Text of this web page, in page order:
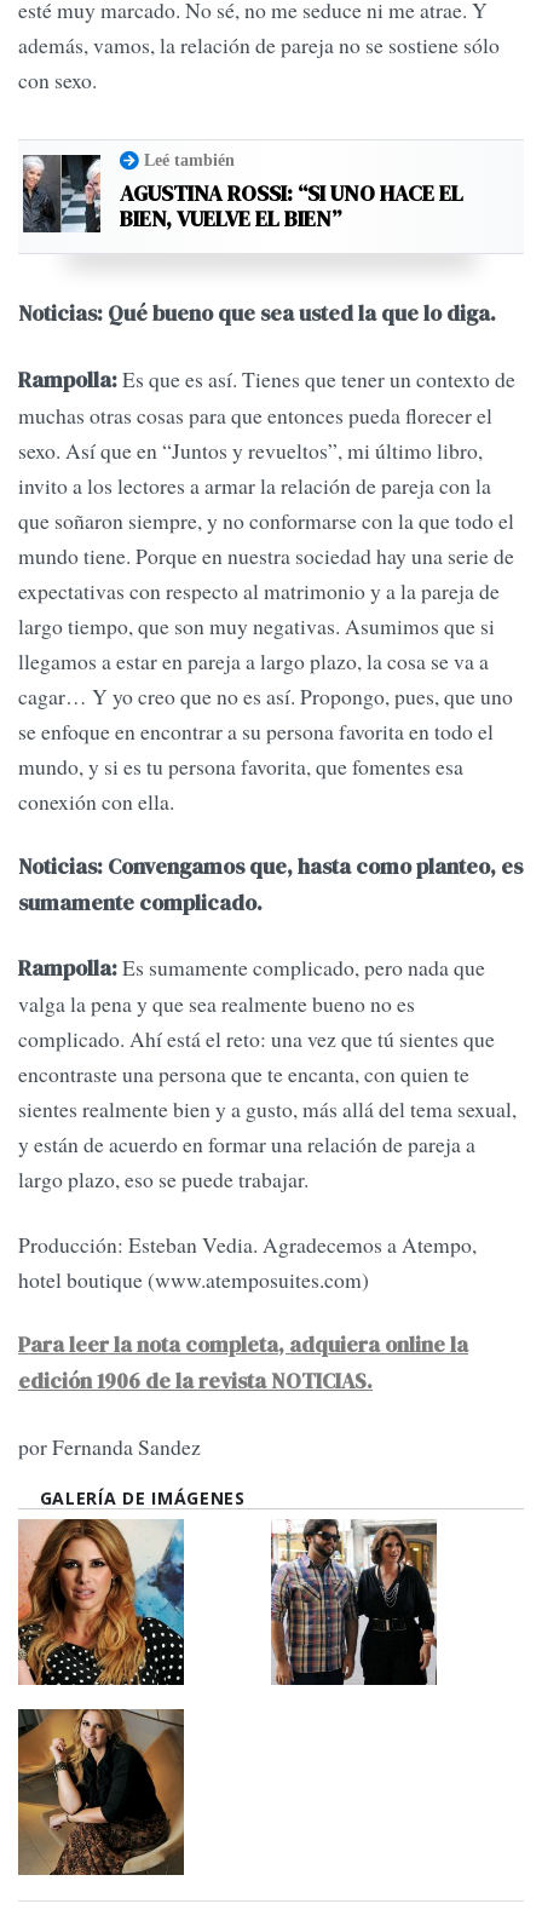
esté muy marcado. No sé, no me seduce ni me atrae. Y
además, vamos, la relación de pareja no se sostiene sólo
con sexo.
Leé también
AGUSTINA ROSSI: “SI UNO HACE EL
BIEN, VUELVE EL BIEN”
Noticias: Qué bueno que sea usted la que lo diga.
Rampolla:Es que es así. Tienes que tener un contexto de
muchas otras cosas para que entonces pueda florecer el
sexo. Así que en “Juntos y revueltos”, mi último libro,
invito a los lectores a armar la relación de pareja con la
que soñaron siempre, y no conformarse con la que todo el
mundo tiene. Porque en nuestra sociedad hay una serie de
expectativas con respecto al matrimonio y a la pareja de
largo tiempo, que son muy negativas. Asumimos que si
llegamos a estar en pareja a largo plazo, la cosa se va a
cagar… Y yo creo que no es así. Propongo, pues, que uno
se enfoque en encontrar a su persona favorita en todo el
mundo, y si es tu persona favorita, que fomentes esa
conexión con ella.
Noticias: Convengamos que, hasta como planteo, es
sumamente complicado.
Rampolla:Es sumamente complicado, pero nada que
valga la pena y que sea realmente bueno no es
complicado. Ahí está el reto: una vez que tú sientes que
encontraste una persona que te encanta, con quien te
sientes realmente bien y a gusto, más allá del tema sexual,
y están de acuerdo en formar una relación de pareja a
largo plazo, eso se puede trabajar.
Producción: Esteban Vedia. Agradecemos a Atempo,
hotel boutique (www.atemposuites.com)
Para leer la nota completa, adquiera online la
edición 1906 de la revista NOTICIAS.
por Fernanda Sandez
GALERÍA DE IMÁGENES